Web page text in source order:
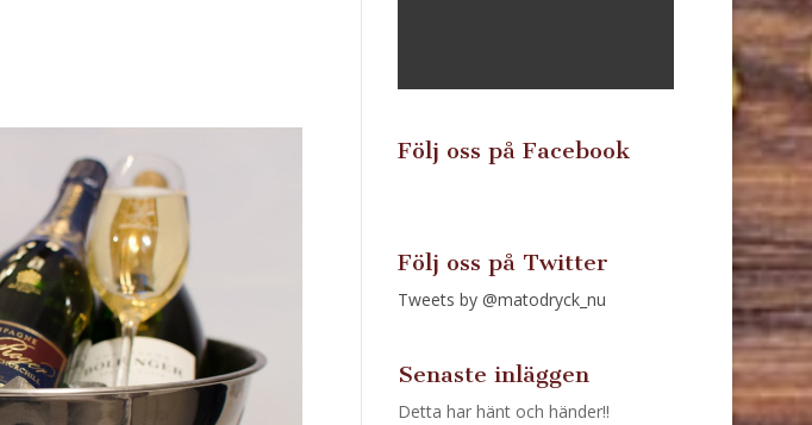
Följ oss på Facebook
Följ oss på Twitter
Tweets by @matodryck_nu
Senaste inläggen
Detta har hänt och händer!!